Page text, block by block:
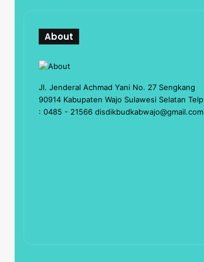
About
Jl. Jenderal Achmad Yani No. 27 Sengkang
90914 Kabupaten Wajo Sulawesi Selatan Telp
: 0485 - 21566 disdikbudkabwajo@gmail.com